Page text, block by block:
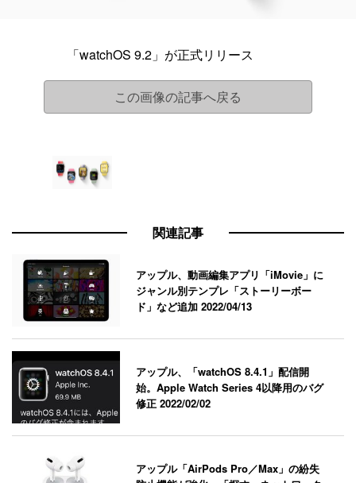
「watchOS 9.2」が正式リリース
この画像の記事へ戻る
関連記事
アップル、動画編集アプリ「iMovie」に
ジャンル別テンプレ「ストーリーボー
ド」など追加2022/04/13
アップル、「watchOS 8.4.1」配信開
始。Apple Watch Series 4以降用のバグ
修正2022/02/02
アップル「AirPods Pro／Max」の紛失